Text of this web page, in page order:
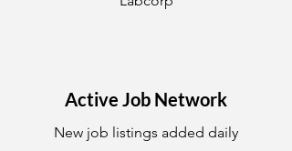
Active Job Network
New job listings added daily